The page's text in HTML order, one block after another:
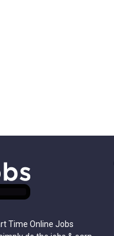
Time Online Jobs